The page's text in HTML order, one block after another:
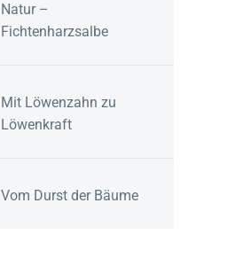
Natur –
Fichtenharzsalbe
Mit Löwenzahn zu
Löwenkraft
Vom Durst der Bäume